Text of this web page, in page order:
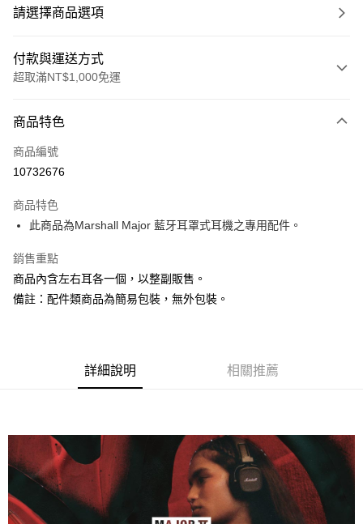
請選擇商品選項
付款與運送方式
超取滿NT$1,000免運
信用卡一次付款
LINE Pay
ATM付款
運送方式
付款後全家取貨
每筆NT$80，滿NT$1,000(含以上)免運費
黑貓宅配(離島)
每筆NT$250，滿NT$2,000(含以上)免運費
付款後門市自取
每筆NT$120，滿NT$1,000(含以上)免運費
商品特色
商品編號
10732676
商品特色
此商品為Marshall Major 藍牙耳罩式耳機之專用配件。
銷售重點
商品內含左右耳各一個，以整副販售。
備註：配件類商品為簡易包裝，無外包裝。
詳細說明 相關推薦